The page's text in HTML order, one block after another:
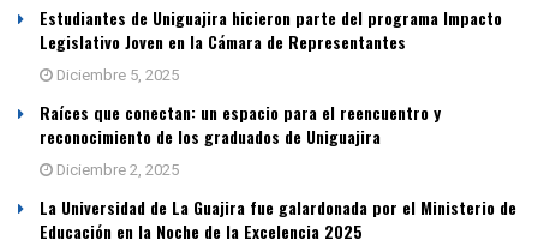
Estudiantes de Uniguajira hicieron parte del programa Impacto
Legislativo Joven en la Cámara de Representantes
Diciembre 5, 2025
Raíces que conectan: un espacio para el reencuentro y
reconocimiento de los graduados de Uniguajira
Diciembre 2, 2025
La Universidad de La Guajira fue galardonada por el Ministerio de
Educación en la Noche de la Excelencia 2025